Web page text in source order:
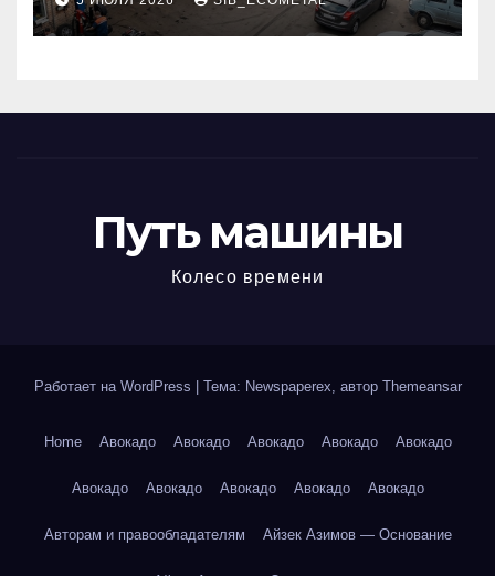
МКАД
Путь машины
Колесо времени
Работает на WordPress Тема: Newspaperex, автор Themeansar
Home Авокадо Авокадо Авокадо Авокадо Авокадо
Авокадо Авокадо Авокадо Авокадо Авокадо
Авторам и правообладателям Айзек Азимов — Основание